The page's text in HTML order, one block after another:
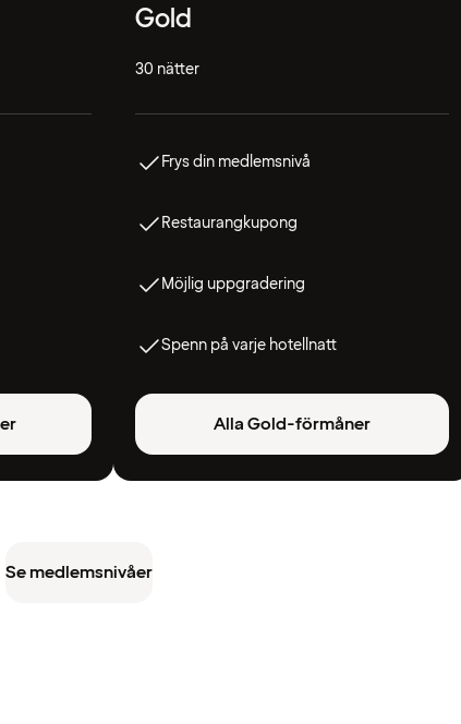
Gold
30 nätter
Frys din medlemsnivå
Restaurangkupong
Möjlig uppgradering
Spenn på varje hotellnatt
Alla Gold-förmåner
Se medlemsnivåer